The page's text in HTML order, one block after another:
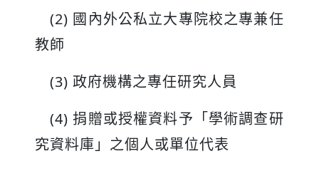
(2) 國內外公私立大專院校之專兼任
教師
(3) 政府機構之專任研究人員
(4) 捐贈或授權資料予「學術調查研
究資料庫」之個人或單位代表